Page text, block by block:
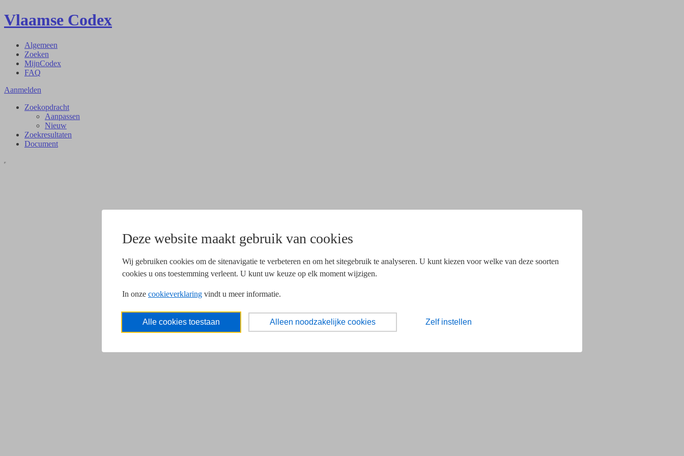
Deze website maakt gebruik van cookies
Wij gebruiken cookies om de sitenavigatie te verbeteren en om het sitegebruik te analyseren. U kunt kiezen voor welke van deze soorten
cookies u ons toestemming verleent. U kunt uw keuze op elk moment wijzigen.
In onze cookieverklaring vindt u meer informatie.
Alle cookies toestaan Alleen noodzakelijke cookies Zelf instellen
Vlaamse Codex
Algemeen
Zoeken
MijnCodex
FAQ
Aanmelden
Zoekopdracht
Aanpassen
Nieuw
Zoekresultaten
Document